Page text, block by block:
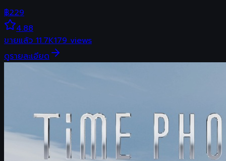
฿229
4.88
ขายแล้ว11.7K179views
ดูรายละเอียด